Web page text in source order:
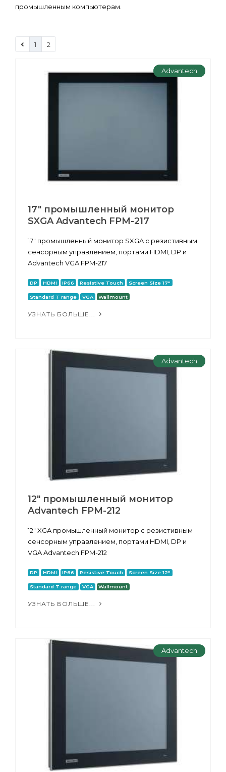
промышленным компьютерам.
1 2
Advantech
17" промышленный монитор
SXGA Advantech FPM-217
17" промышленный монитор SXGA с резистивным
сенсорным управлением, портами HDMI, DP и
Advantech VGA FPM-217
DP HDMI IP66 Resistive Touch Screen Size 17"
Standard T range VGA Wallmount
УЗНАТЬ БОЛЬШЕ...
Advantech
12" промышленный монитор
Advantech FPM-212
12" XGA промышленный монитор с резистивным
сенсорным управлением, портами HDMI, DP и
VGA Advantech FPM-212
DP HDMI IP66 Resistive Touch Screen Size 12"
Standard T range VGA Wallmount
УЗНАТЬ БОЛЬШЕ...
Advantech